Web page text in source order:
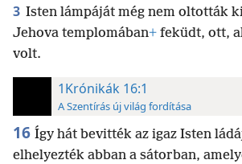
3 Isten lámpáját még nem oltották
Jehova templomában+ feküdt, ott,
volt.
1Krónikák 16:1
A Szentírás új világ fordítása
16 Így hát bevitték az igaz Isten
elhelyezték abban a sátorban,